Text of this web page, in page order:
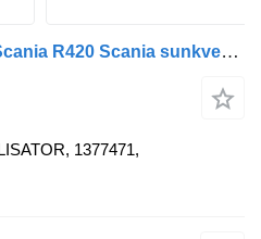
Skersinis stabilizatorius Scania R420 Scania sunkvežimio Scania SCANIA R420
1377471,